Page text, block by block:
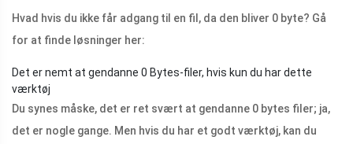
Hvad hvis du ikke får adgang til en fil, da den bliver 0 byte? Gå
for at finde løsninger her:
Det er nemt at gendanne 0 Bytes-filer, hvis kun du har dette
værktøj
Du synes måske, det er ret svært at gendanne 0 bytes filer; ja,
det er nogle gange. Men hvis du har et godt værktøj, kan du